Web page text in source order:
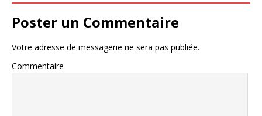
Poster un Commentaire
Votre adresse de messagerie ne sera pas publiée.
Commentaire